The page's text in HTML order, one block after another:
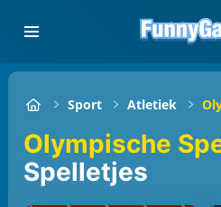
Sport Atletiek
Olympische
Spelletjes